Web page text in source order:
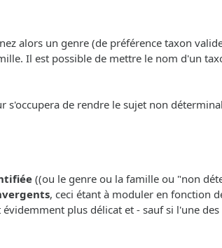
alors un genre (de préférence taxon
Il est possible de mettre le nom d'un
s'occupera de rendre le sujet non
((ou le genre ou la famille ou "non
, ceci étant à moduler en fonction
plus délicat et - sauf si l'une